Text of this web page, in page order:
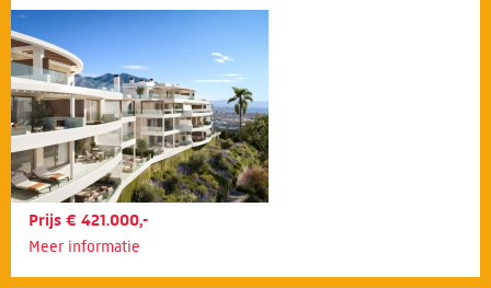
Prijs € 421.000,-
Meer informatie